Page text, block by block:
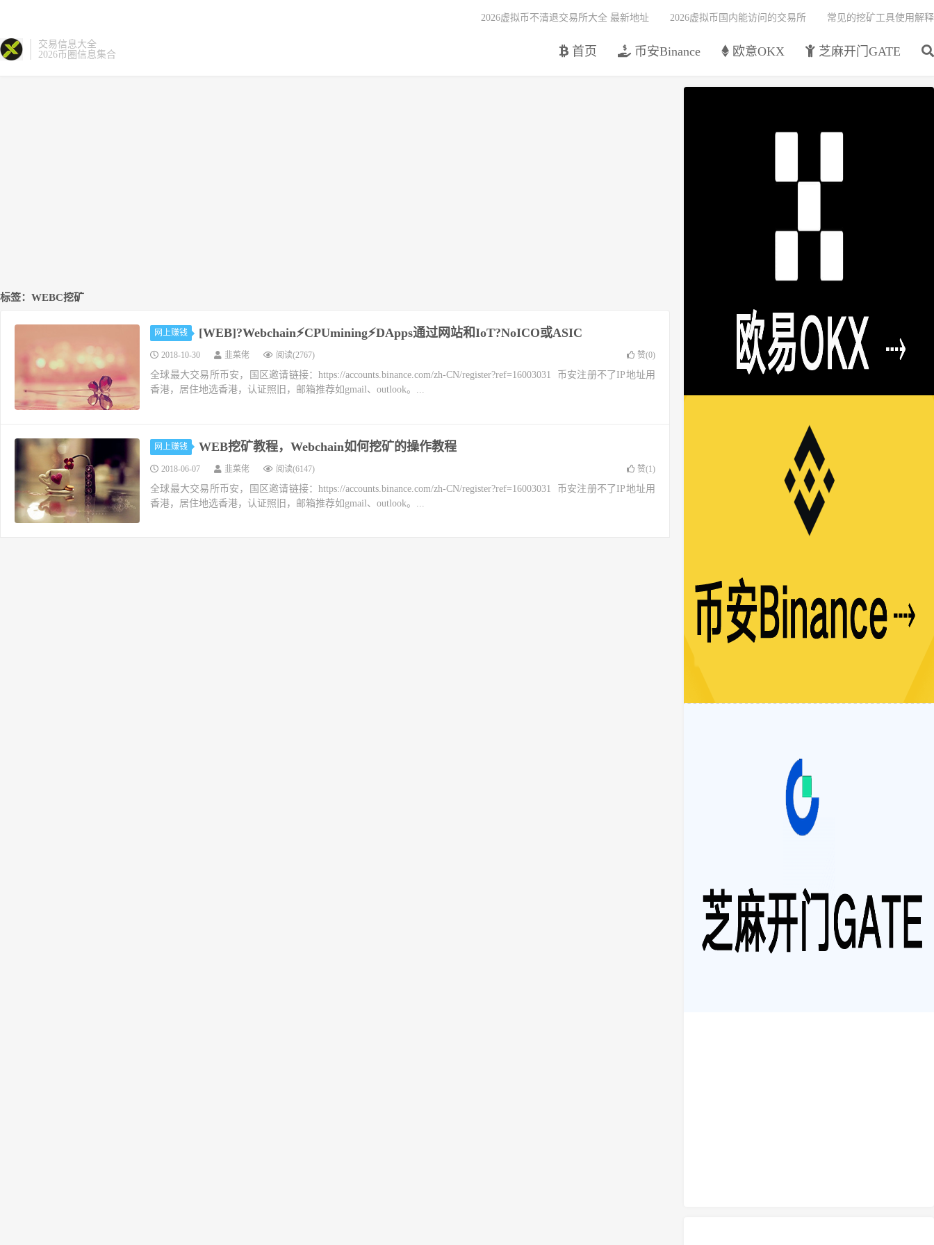
交易信息大全
2026币圈信息集合
首页 币安Binance 欧意OKX 芝麻开门GATE
2026虚拟币不清退交易所大全 最新地址 2026虚拟币国内能访问的交易所 常见的挖矿工具使用解释
标签：WEBC挖矿
网上赚钱 [WEB]?Webchain⚡️CPUmining⚡️DApps通过网站和IoT?NoICO或ASIC
2018-10-30 韭菜佬 阅读(2767) 赞(0)
全球最大交易所币安，国区邀请链接：https://accounts.binance.com/zh-CN/register?ref=16003031 币安注册不了IP地址用
香港，居住地选香港，认证照旧，邮箱推荐如gmail、outlook。...
网上赚钱 WEB挖矿教程，Webchain如何挖矿的操作教程
2018-06-07 韭菜佬 阅读(6147) 赞(1)
全球最大交易所币安，国区邀请链接：https://accounts.binance.com/zh-CN/register?ref=16003031 币安注册不了IP地址用
香港，居住地选香港，认证照旧，邮箱推荐如gmail、outlook。...